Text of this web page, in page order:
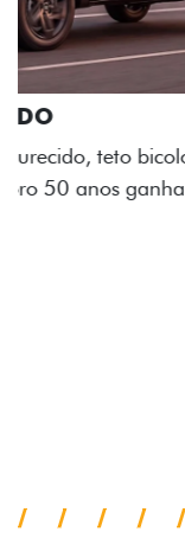
ADESIVOS
Os adesivos
reforçam a